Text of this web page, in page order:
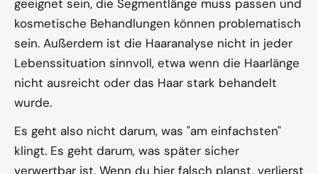
geeignet sein, die Segmentlänge muss passen und
kosmetische Behandlungen können problematisch
sein. Außerdem ist die Haaranalyse nicht in jeder
Lebenssituation sinnvoll, etwa wenn die Haarlänge
nicht ausreicht oder das Haar stark behandelt
wurde.
Es geht also nicht darum, was "am einfachsten"
klingt. Es geht darum, was später sicher
verwertbar ist. Wenn du hier falsch planst, verlierst